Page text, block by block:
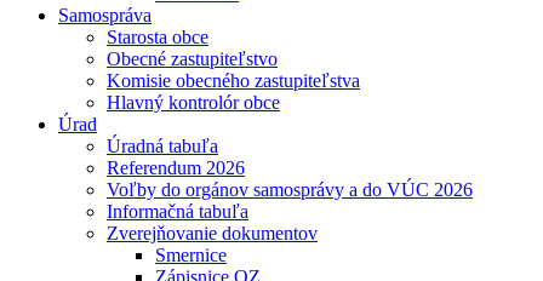
Samospráva
Starosta obce
Obecné zastupiteľstvo
Komisie obecného zastupiteľstva
Hlavný kontrolór obce
Úrad
Úradná tabuľa
Referendum 2026
Voľby do orgánov samosprávy a do VÚC 2026
Informačná tabuľa
Zverejňovanie dokumentov
Smernice
Zápisnice OZ